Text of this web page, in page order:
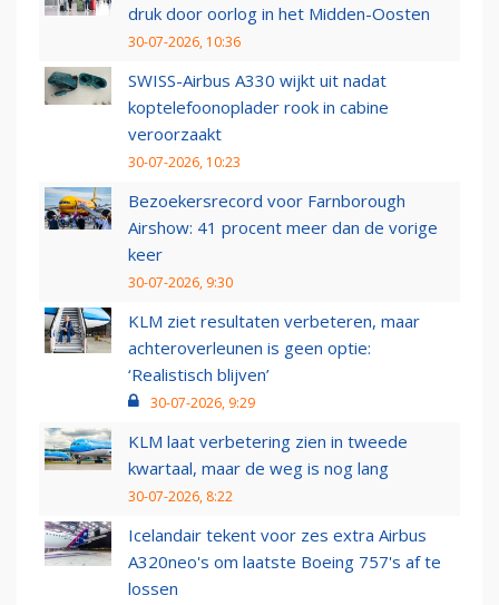
druk door oorlog in het Midden-Oosten
30-07-2026, 10:36
SWISS-Airbus A330 wijkt uit nadat
koptelefoonoplader rook in cabine
veroorzaakt
30-07-2026, 10:23
Bezoekersrecord voor Farnborough
Airshow: 41 procent meer dan de vorige
keer
30-07-2026, 9:30
KLM ziet resultaten verbeteren, maar
achteroverleunen is geen optie:
‘Realistisch blijven’
30-07-2026, 9:29
KLM laat verbetering zien in tweede
kwartaal, maar de weg is nog lang
30-07-2026, 8:22
Icelandair tekent voor zes extra Airbus
A320neo's om laatste Boeing 757's af te
lossen